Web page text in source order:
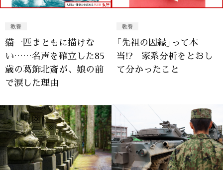
教養
猫一匹まともに描けな
い……名声を確立した85
歳の葛飾北斎が、娘の前
で涙した理由
教養
「先祖の因縁」って本
当!? 家系分析をとおし
て分かったこと